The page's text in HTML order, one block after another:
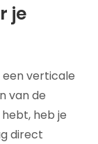
je
verticale
van de
heb je
direct